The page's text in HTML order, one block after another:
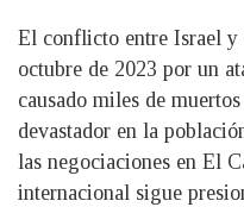
El conflicto entre Israel y
octubre de 2023 por un
causado miles de
devastador en la
las negociaciones en El
internacional sigue